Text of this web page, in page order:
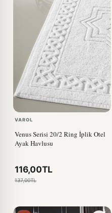
VAROL
Venus Serisi 20/2 Ring İplik Otel
Ayak Havlusu
116,00TL
137,00TL